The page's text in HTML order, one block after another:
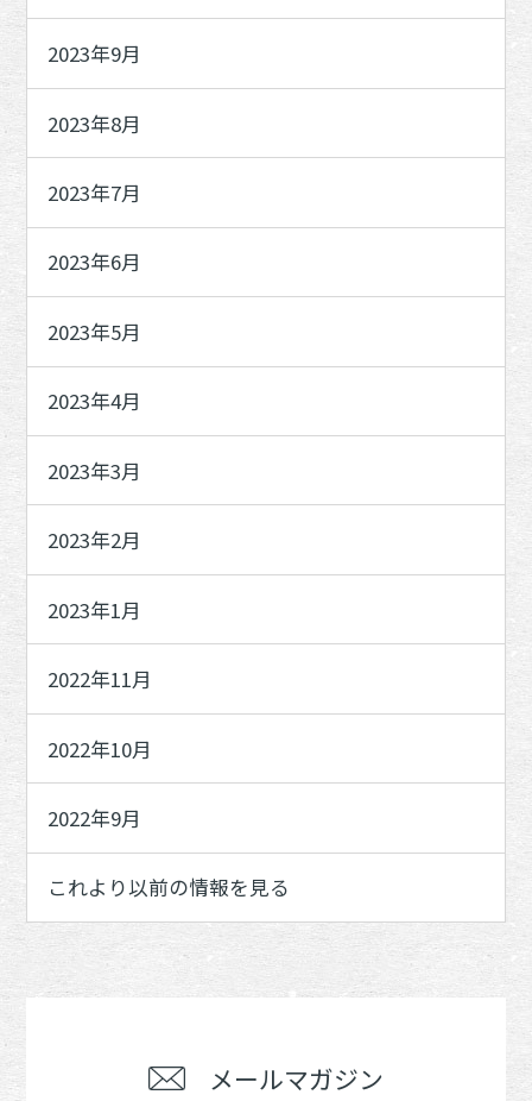
2023年9月
2023年8月
2023年7月
2023年6月
2023年5月
2023年4月
2023年3月
2023年2月
2023年1月
2022年11月
2022年10月
2022年9月
これより以前の情報を見る
メールマガジン